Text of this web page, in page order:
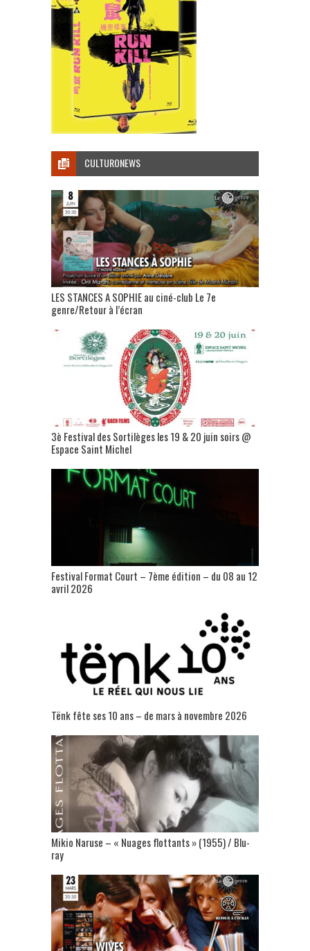
CULTURONEWS
LES STANCES A SOPHIE au ciné-club Le 7e
genre/Retour à l’écran
3è Festival des Sortilèges les 19 & 20 juin soirs @
Espace Saint Michel
Festival Format Court – 7ème édition – du 08 au 12
avril 2026
Tënk fête ses 10 ans – de mars à novembre 2026
Mikio Naruse – « Nuages flottants » (1955) / Blu-
ray